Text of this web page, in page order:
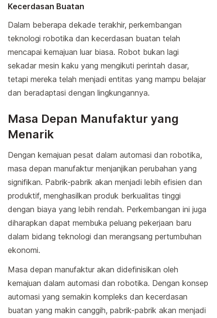
Kecerdasan Buatan
Dalam beberapa dekade terakhir, perkembangan
teknologi robotika dan kecerdasan buatan telah
mencapai kemajuan luar biasa. Robot bukan lagi
sekadar mesin kaku yang mengikuti perintah dasar,
tetapi mereka telah menjadi entitas yang mampu belajar
dan beradaptasi dengan lingkungannya.
Masa Depan Manufaktur yang
Menarik
Dengan kemajuan pesat dalam automasi dan robotika,
masa depan manufaktur menjanjikan perubahan yang
signifikan. Pabrik-pabrik akan menjadi lebih efisien dan
produktif, menghasilkan produk berkualitas tinggi
dengan biaya yang lebih rendah. Perkembangan ini juga
diharapkan dapat membuka peluang pekerjaan baru
dalam bidang teknologi dan merangsang pertumbuhan
ekonomi.
Masa depan manufaktur akan didefinisikan oleh
kemajuan dalam automasi dan robotika. Dengan konsep
automasi yang semakin kompleks dan kecerdasan
buatan yang makin canggih, pabrik-pabrik akan menjadi